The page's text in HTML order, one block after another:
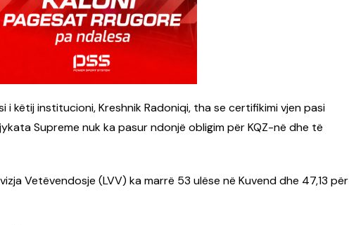
i këtij institucioni, Kreshnik Radoniqi, tha se certifikimi vjen pasi
Supreme nuk ka pasur ndonjë obligim për KQZ-në dhe të
Vetëvendosje (LVV) ka marrë 53 ulëse në Kuvend dhe 47,13 për